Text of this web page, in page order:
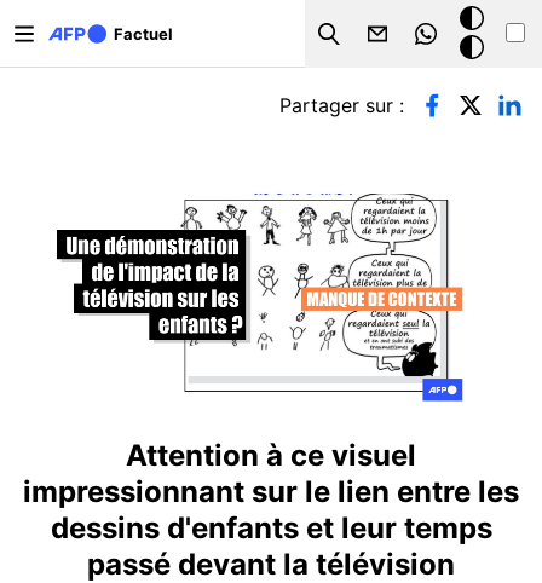
Factuel
Search
Mode
sombre
Onglets principaux
Partager sur :
Attention à ce visuel
impressionnant sur le lien entre les
dessins d'enfants et leur temps
passé devant la télévision